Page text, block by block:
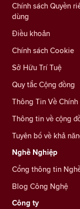
Chính sách Quyền
dùng
Điều khoản
Chính sách Cookie
Sở Hữu Trí Tuệ
Quy tắc Cộng đồng
Thông Tin Về
Thông tin về cộng
Tuyên bố về khả
Nghề Nghiệp
Cổng thông tin
Blog Công Nghệ
Công ty